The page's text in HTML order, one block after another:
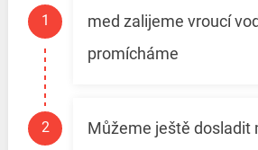
med zalijeme vroucí
promícháme
Můžeme ještě dosladit